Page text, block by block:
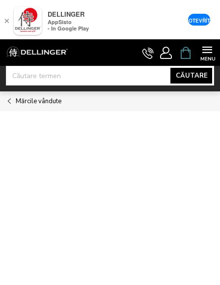
Treci
conținut
CĂUTARE
COŞ
DE
Mărcile vândute
×
DELLINGER
AppSisto
- In Google Play
OTEVŘÍT